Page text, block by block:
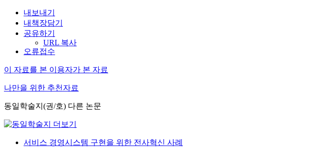
내보내기
내책장담기
공유하기
URL 복사
오류접수
이 자료를 본 이용자가 본 자료
나만을 위한 추천자료
동일학술지(권/호) 다른 논문
서비스 경영시스템 구현을 위한 전사혁신 사례